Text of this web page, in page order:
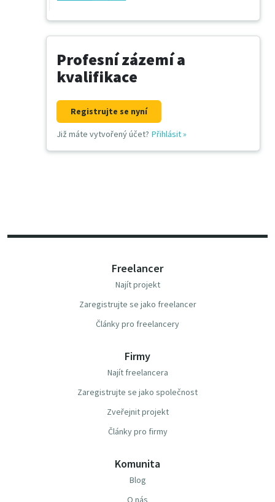
Profesní zázemí a
kvalifikace
Registrujte se nyní
Již máte vytvořený účet? Přihlásit»
Freelancer
Najít projekt
Zaregistrujte se jako freelancer
Články pro freelancery
Firmy
Najít freelancera
Zaregistrujte se jako společnost
Zveřejnit projekt
Články pro firmy
Komunita
Blog
O nás